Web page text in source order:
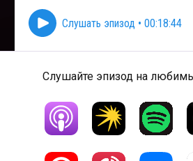
Слушать эпизод • 00:18:44
Слушайте эпизод на